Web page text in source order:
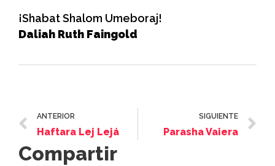
¡Shabat Shalom Umeboraj!
Daliah Ruth Faingold
ANTERIOR
Haftara Lej Lejá
SIGUIENTE
Parasha Vaiera
Compartir